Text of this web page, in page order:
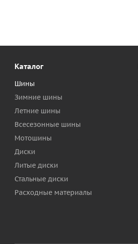
Каталог
Шины
Зимние шины
Летние шины
Всесезонные шины
Мотошины
Диски
Литые диски
Стальные диски
Расходные материалы